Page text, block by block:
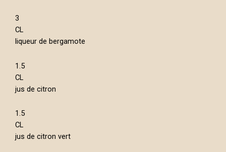
3
CL
liqueur de bergamote
1.5
CL
jus de citron
1.5
CL
jus de citron vert